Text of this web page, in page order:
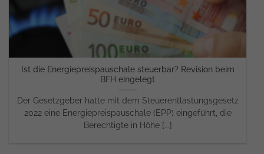
Ist die Energiepreispauschale steuerbar? Revision beim
BFH eingelegt
Der Gesetzgeber hatte mit dem Steuerentlastungsgesetz
2022 eine Energiepreispauschale (EPP) eingeführt, die
Berechtigte in Höhe [...]